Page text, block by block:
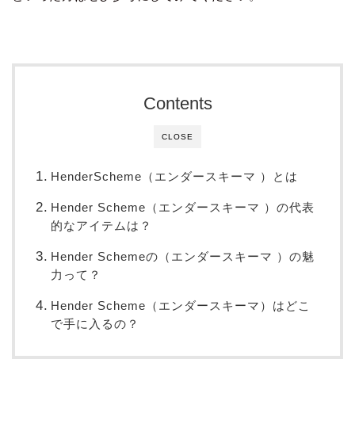
CLOSE
Contents
HenderScheme（エンダースキーマ ）とは
Hender Scheme（エンダースキーマ ）の代表
的なアイテムは？
Hender Schemeの（エンダースキーマ ）の魅
力って？
Hender Scheme（エンダースキーマ）はどこ
で手に入るの？